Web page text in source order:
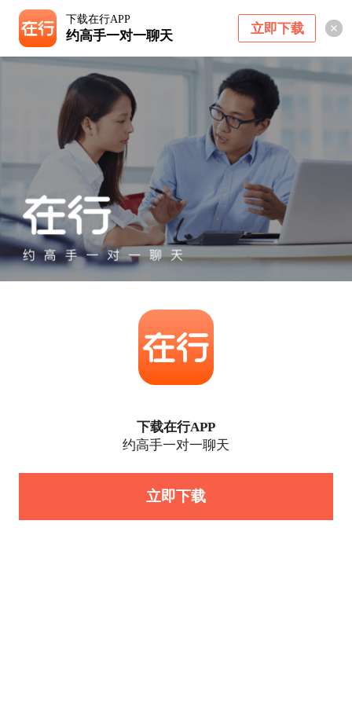
下载在行APP
约高手一对一聊天 立即下载
下载在行APP
约高手一对一聊天
立即下载